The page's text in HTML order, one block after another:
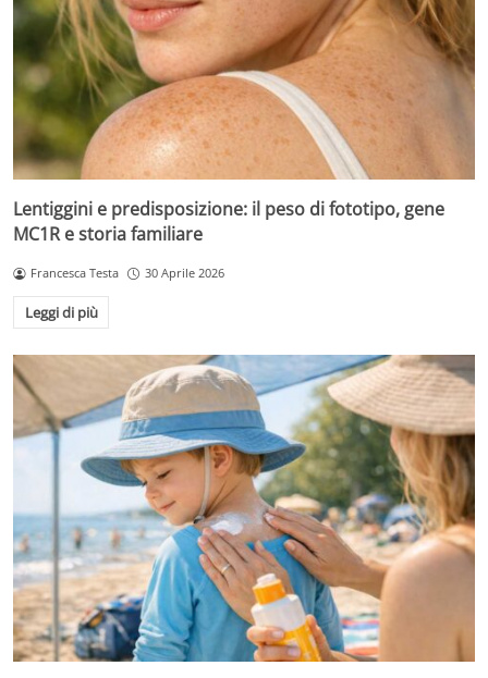
Lentiggini e predisposizione: il peso di fototipo, gene
MC1R e storia familiare
Francesca Testa 30 Aprile 2026
Leggi di più